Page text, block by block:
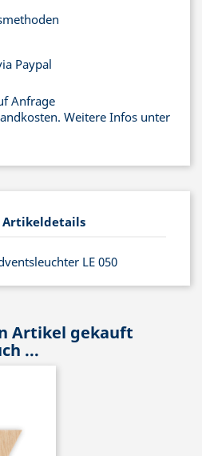
Paypal
Anfrage
Weitere Infos unter
Artikeldetails
LE 050
Artikel gekauft
...